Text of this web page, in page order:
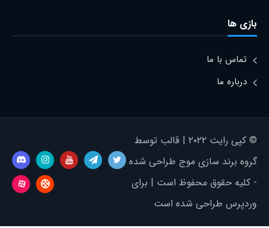
بازی ها
تماس با ما
درباره ما
© کپی رایت ۲۰۲۲ | قالب توسط
گروه برند سازی موج طراحی شده
- کلیه حقوق محفوظ است | برای
وردپرس طراحی شده است